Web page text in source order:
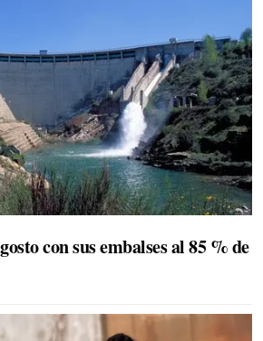
con sus embalses al 85 % de